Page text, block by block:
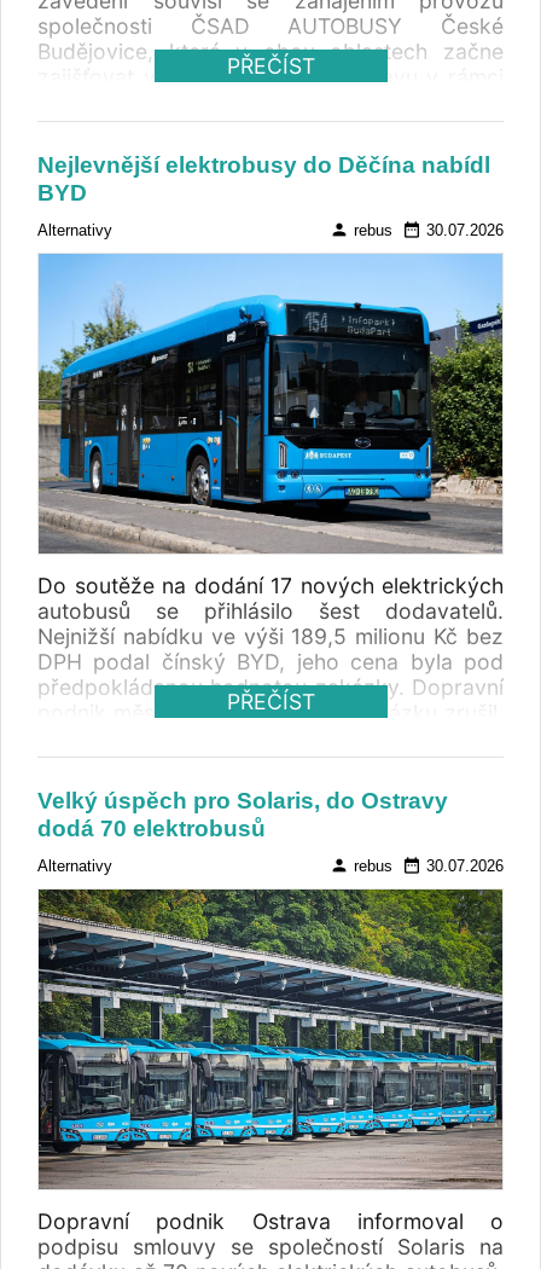
společnosti ČSAD AUTOBUSY České
Budějovice, která v obou oblastech začne
zajišťovat veřejnou linkovou dopravu v rámci
dotknou regionálních i mezikrajských linek a
budou znamenat i úpravu spojení mezi
Vysočinou, Prahou a Středočeským krajem.
PŘEČÍST
Nejlevnější elektrobusy do Děčína nabídl
BYD
Alternativy person rebus date_range 30.07.2026
Do soutěže na dodání 17 nových elektrických
autobusů se přihlásilo šest dodavatelů.
Nejnižší nabídku ve výši 189,5 milionu Kč bez
DPH podal čínský BYD, jeho cena byla pod
předpokládanou hodnotou zakázky. Dopravní
podnik města Děčína veřejnou zakázku zrušil.
plánuje rozšířit poptávaný rozsah a možná i
změnit skladbu vozidel.
PŘEČÍST
Velký úspěch pro Solaris, do Ostravy
dodá 70 elektrobusů
Alternativy person rebus date_range 30.07.2026
Dopravní podnik Ostrava informoval o
podpisu smlouvy se společností Solaris na